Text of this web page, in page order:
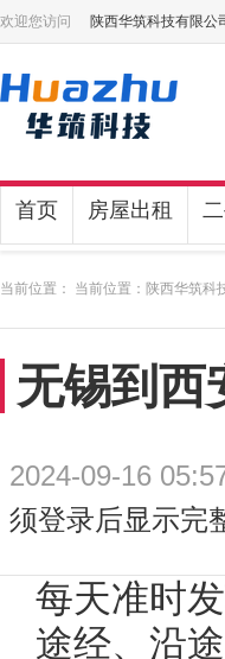
欢迎您访问 陕西华筑科技有限
首页 房屋出租
当前位置： 当前位置： 陕西华筑科
无锡到西
2024-09-16
须登录后显示完
每天准时
途经、沿